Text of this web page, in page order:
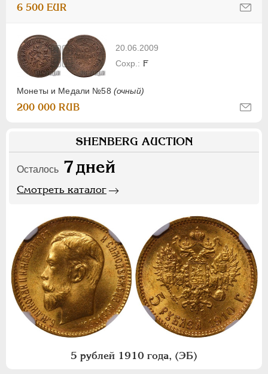
6 500 EUR
20.06.2009
Монеты и Медали №58 (очный)
F
200 000 RUB
SHENBERG AUCTION
Осталось 7дней
Смотреть каталог
5 рублей 1910 года, (ЭБ)